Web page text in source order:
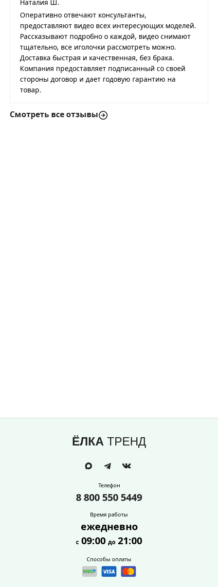
Наталия Ш.
Оперативно отвечают консультанты,
предоставляют видео всех интересующих моделей.
Рассказывают подробно о каждой, видео снимают
тщательно, все иголочки рассмотреть можно.
Доставка быстрая и качественная, без брака.
Компания предоставляет подписанный со своей
стороны договор и дает годовую гарантию на
товар.
Смотреть все отзывы
ЁЛКА ТРЕНД
Телефон
8 800 550 5449
Время работы
ежедневно
с 09:00 до 21:00
Способы оплаты